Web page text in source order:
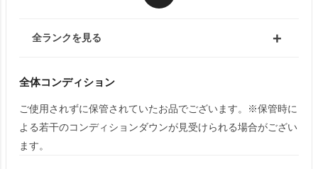
全ランクを見る
全体コンディション
ご使用されずに保管されていたお品でございます。※保管時に
よる若干のコンディションダウンが見受けられる場合がござい
ます。